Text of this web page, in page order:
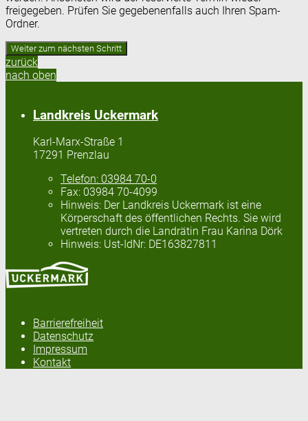
freigegeben. Prüfen Sie gegebenenfalls auch Ihren Spam-
Ordner.
zurück
nach oben
Landkreis Uckermark
Karl-Marx-Straße 1
17291 Prenzlau
Telefon: 03984 70-0
Fax: 03984 70-4099
Hinweis: Der Landkreis Uckermark ist eine
Körperschaft des öffentlichen Rechts. Sie wird
vertreten durch die Landrätin Frau Karina Dörk
Hinweis: Ust-IdNr: DE163827811
Barrierefreiheit
Datenschutz
Impressum
Kontakt